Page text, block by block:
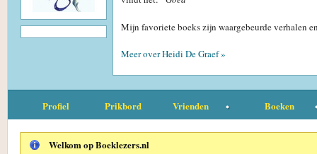
Mijn favoriete boeks zijn waargebeurde verhalen
Meer over Heidi De Graef »
Profiel Prikbord Vrienden Boeken
Welkom op Boeklezers.nl